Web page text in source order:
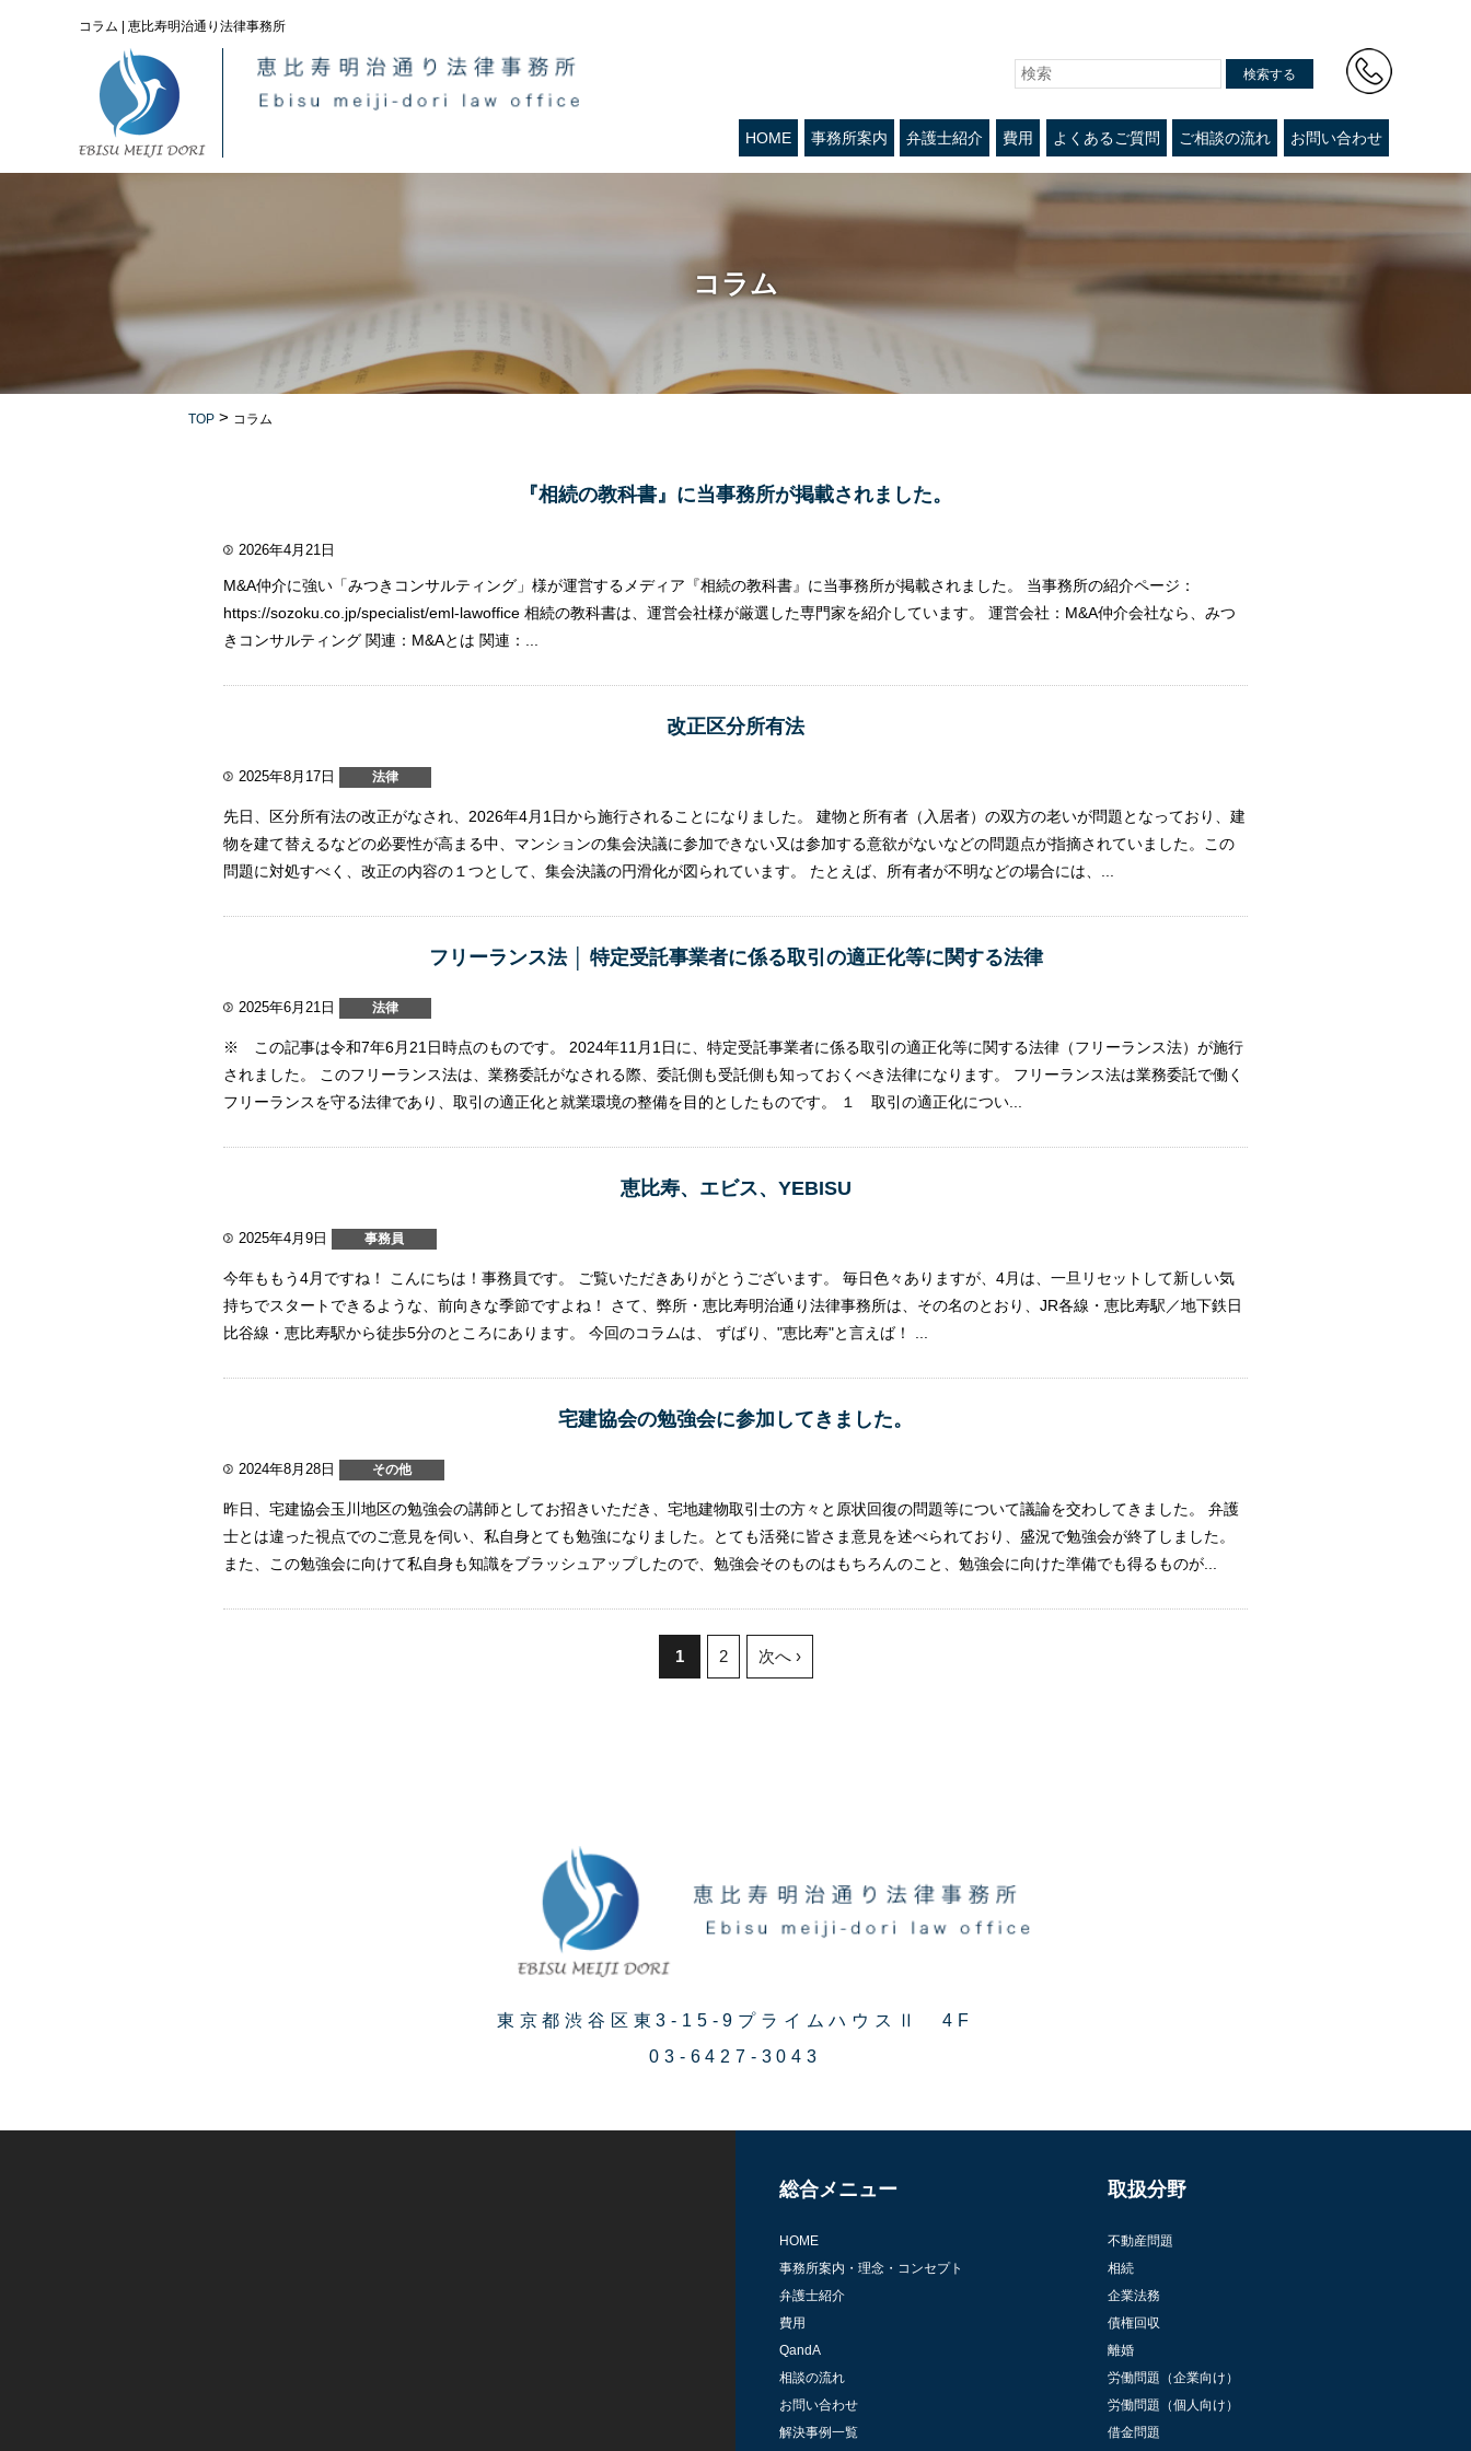
コラム | 恵比寿明治通り法律事務所
検索する
HOME 事務所案内 弁護士紹介 費用 よくあるご質問 ご相談の流れ お問い合わせ
コラム
TOP > コラム
『相続の教科書』に当事務所が掲載されました。
2026年4月21日
M&A仲介に強い「みつきコンサルティング」様が運営するメディア『相続の教科書』に当事務所が掲載されました。 当事務所の紹介ページ：
https://sozoku.co.jp/specialist/eml-lawoffice 相続の教科書は、運営会社様が厳選した専門家を紹介しています。 運営会社：M&A仲介会社なら、みつ
きコンサルティング 関連：M&Aとは 関連：...
改正区分所有法
2025年8月17日 法律
先日、区分所有法の改正がなされ、2026年4月1日から施行されることになりました。 建物と所有者（入居者）の双方の老いが問題となっており、建
物を建て替えるなどの必要性が高まる中、マンションの集会決議に参加できない又は参加する意欲がないなどの問題点が指摘されていました。この
問題に対処すべく、改正の内容の１つとして、集会決議の円滑化が図られています。 たとえば、所有者が不明などの場合には、...
フリーランス法 │ 特定受託事業者に係る取引の適正化等に関する法律
2025年6月21日 法律
※ この記事は令和7年6月21日時点のものです。 2024年11月1日に、特定受託事業者に係る取引の適正化等に関する法律（フリーランス法）が施行
されました。 このフリーランス法は、業務委託がなされる際、委託側も受託側も知っておくべき法律になります。 フリーランス法は業務委託で働く
フリーランスを守る法律であり、取引の適正化と就業環境の整備を目的としたものです。 １ 取引の適正化につい...
恵比寿、エビス、YEBISU
2025年4月9日 事務員
今年ももう4月ですね！ こんにちは！事務員です。 ご覧いただきありがとうございます。 毎日色々ありますが、4月は、一旦リセットして新しい気
持ちでスタートできるような、前向きな季節ですよね！ さて、弊所・恵比寿明治通り法律事務所は、その名のとおり、JR各線・恵比寿駅／地下鉄日
比谷線・恵比寿駅から徒歩5分のところにあります。 今回のコラムは、 ずばり、"恵比寿"と言えば！ ...
宅建協会の勉強会に参加してきました。
2024年8月28日 その他
昨日、宅建協会玉川地区の勉強会の講師としてお招きいただき、宅地建物取引士の方々と原状回復の問題等について議論を交わしてきました。 弁護
士とは違った視点でのご意見を伺い、私自身とても勉強になりました。とても活発に皆さま意見を述べられており、盛況で勉強会が終了しました。
また、この勉強会に向けて私自身も知識をブラッシュアップしたので、勉強会そのものはもちろんのこと、勉強会に向けた準備でも得るものが...
1 2 次へ ›
東京都渋谷区東3-15-9プライムハウスⅡ 4F
03-6427-3043
総合メニュー
HOME
事務所案内・理念・コンセプト
弁護士紹介
費用
QandA
相談の流れ
お問い合わせ
解決事例一覧
取扱分野
不動産問題
相続
企業法務
債権回収
離婚
労働問題（企業向け）
労働問題（個人向け）
借金問題